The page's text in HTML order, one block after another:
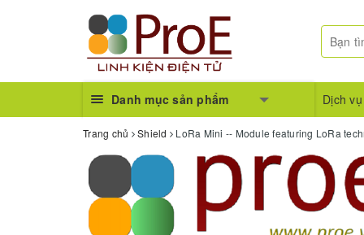
Danh mục sản phẩm Dịch
Trang chủ Shield LoRa Mini -- Module featuring LoRa